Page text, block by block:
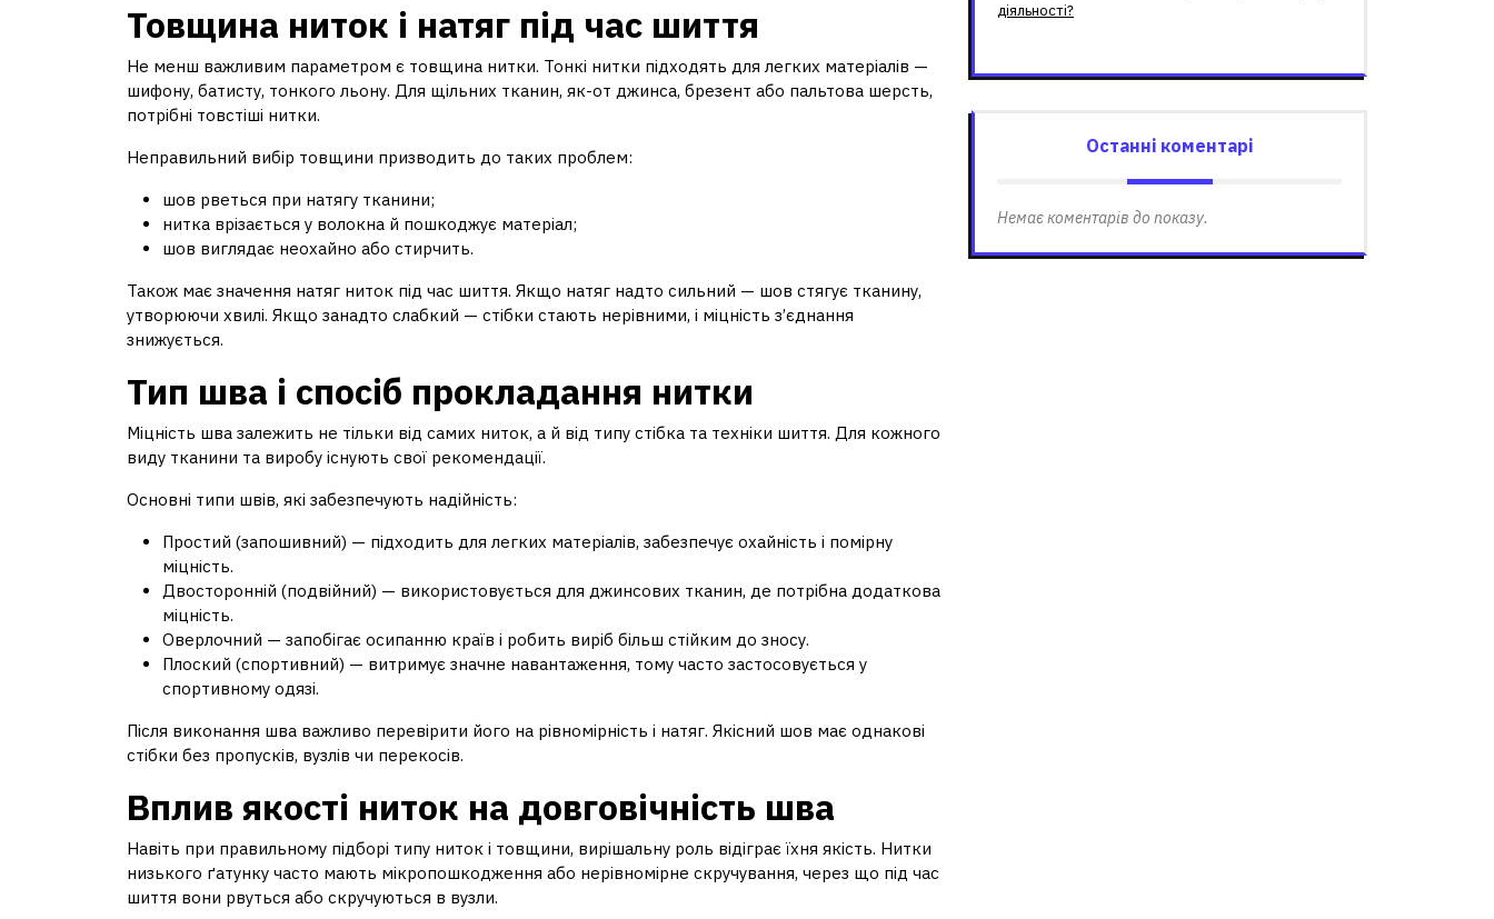
Товщина ниток і натяг під час шиття
Не менш важливим параметром є товщина нитки. Тонкі нитки підходять для легких матеріалів —
шифону, батисту, тонкого льону. Для щільних тканин, як-от джинса, брезент або пальтова шерсть,
потрібні товстіші нитки.
Неправильний вибір товщини призводить до таких проблем:
шов рветься при натягу тканини;
нитка врізається у волокна й пошкоджує матеріал;
шов виглядає неохайно або стирчить.
Також має значення натяг ниток під час шиття. Якщо натяг надто сильний — шов стягує тканину,
утворюючи хвилі. Якщо занадто слабкий — стібки стають нерівними, і міцність з’єднання
знижується.
Тип шва і спосіб прокладання нитки
Міцність шва залежить не тільки від самих ниток, а й від типу стібка та техніки шиття. Для кожного
виду тканини та виробу існують свої рекомендації.
Основні типи швів, які забезпечують надійність:
Простий (запошивний) — підходить для легких матеріалів, забезпечує охайність і помірну
міцність.
Двосторонній (подвійний) — використовується для джинсових тканин, де потрібна додаткова
міцність.
Оверлочний — запобігає осипанню країв і робить виріб більш стійким до зносу.
Плоский (спортивний) — витримує значне навантаження, тому часто застосовується у
спортивному одязі.
Після виконання шва важливо перевірити його на рівномірність і натяг. Якісний шов має однакові
стібки без пропусків, вузлів чи перекосів.
Вплив якості ниток на довговічність шва
Навіть при правильному підборі типу ниток і товщини, вирішальну роль відіграє їхня якість. Нитки
низького ґатунку часто мають мікропошкодження або нерівномірне скручування, через що під час
шиття вони рвуться або скручуються в вузли.
діяльності?
Останні коментарі
Немає коментарів до показу.